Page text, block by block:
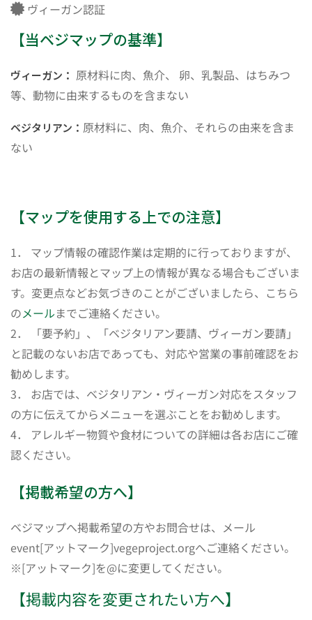
ヴィーガン認証
【当ベジマップの基準】
ヴィーガン： 原材料に肉、魚介、 卵、乳製品、はちみつ
等、動物に由来するものを含まない
ベジタリアン： 原材料に、肉、魚介、それらの由来を含ま
ない
【マップを使用する上での注意】
1． マップ情報の確認作業は定期的に行っておりますが、
お店の最新情報とマップ上の情報が異なる場合もございま
す。変更点などお気づきのことがございましたら、こちら
のメールまでご連絡ください。
2． 「要予約」、「ベジタリアン要請、ヴィーガン要請」
と記載のないお店であっても、対応や営業の事前確認をお
勧めします。
3． お店では、ベジタリアン・ヴィーガン対応をスタッフ
の方に伝えてからメニューを選ぶことをお勧めします。
4． アレルギー物質や食材についての詳細は各お店にご確
認ください。
【掲載希望の方へ】
ベジマップへ掲載希望の方やお問合せは、メール
event[アットマーク]vegeproject.orgへご連絡ください。
※[アットマーク]を@に変更してください。
【掲載内容を変更されたい方へ】